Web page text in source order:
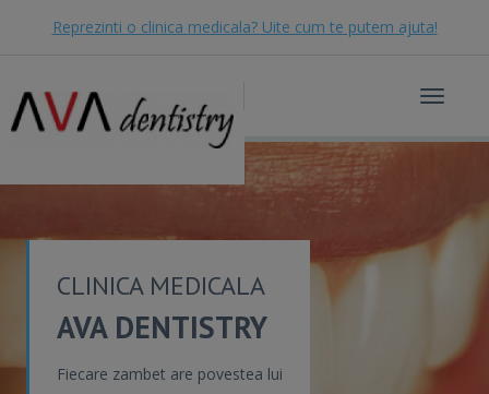
Reprezinti o clinica medicala? Uite cum te putem ajuta!
Toggle
CLINICA MEDICALA
AVA DENTISTRY
Fiecare zambet are povestea lui